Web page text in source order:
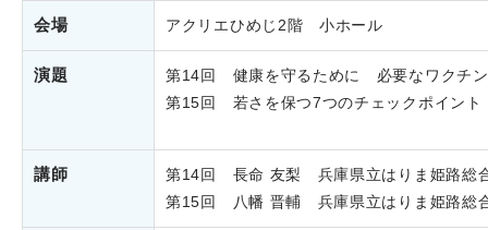
会場 アクリエひめじ2階 小ホール
演題
第14回 健康を守るために 必要なワクチ
第15回 若さを保つ7つのチェックポイント
講師
第14回 長命 友梨 兵庫県立はりま姫路総
第15回 八幡 晋輔 兵庫県立はりま姫路総